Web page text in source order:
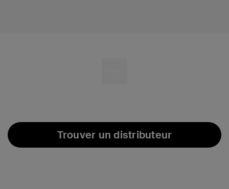
Trouver un distributeur